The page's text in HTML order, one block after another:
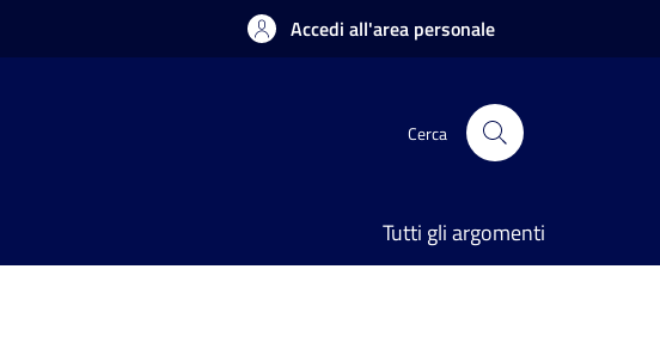
Accedi all'area personale
Cerca
Tutti gli argomenti